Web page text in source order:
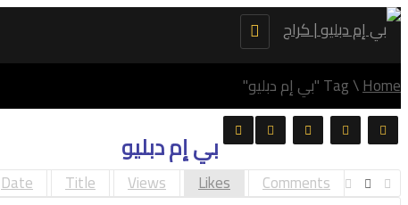
Toggle
navigation
Home
\Tag "بي إم دبليو"
بي إم دبليو
Date Title Views Likes Comments